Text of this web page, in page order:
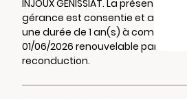
INJOUX GENISSIAT. La présente
gérance est consentie et
une durée de 1 an(s) à compter du
01/06/2026 renouvelable par tacite
reconduction.